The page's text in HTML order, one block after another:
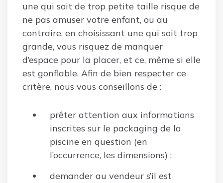
une qui soit de trop petite taille risque de
ne pas amuser votre enfant, ou au
contraire, en choisissant une qui soit trop
grande, vous risquez de manquer
d’espace pour la placer, et ce, même si elle
est gonflable. Afin de bien respecter ce
critère, nous vous conseillons de :
prêter attention aux informations
inscrites sur le packaging de la
piscine en question (en
l’occurrence, les dimensions) ;
demander au vendeur s’il est